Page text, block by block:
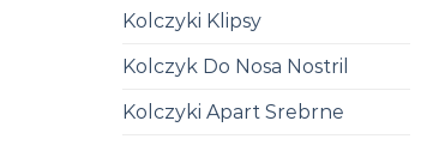
Kolczyki Klipsy
Kolczyk Do Nosa Nostril
Kolczyki Apart Srebrne